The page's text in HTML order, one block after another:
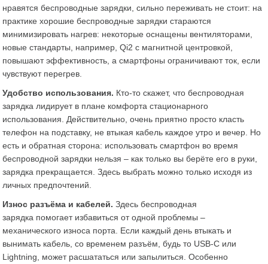
нравятся беспроводные зарядки, сильно переживать не стоит: на
практике хорошие беспроводные зарядки стараются
минимизировать нагрев: некоторые оснащены вентиляторами,
новые стандарты, например, Qi2 с магнитной центровкой,
повышают эффективность​, а смартфоны ограничивают ток, если
чувствуют перегрев.
Удобство использования. Кто-то скажет, что беспроводная
зарядка лидирует в плане комфорта стационарного
использования. Действительно, очень приятно просто класть
телефон на подставку, не втыкая кабель каждое утро и вечер. Но
есть и обратная сторона: использовать смартфон во время
беспроводной зарядки нельзя – как только вы берёте его в руки,
зарядка прекращается. Здесь выбрать можно только исходя из
личных предпочтений.
Износ разъёма и кабелей. Здесь беспроводная
зарядка помогает избавиться от одной проблемы –
механического износа порта. Если каждый день втыкать и
вынимать кабель, со временем разъём, будь то USB-C или
Lightning, может расшататься или запылиться. Особенно